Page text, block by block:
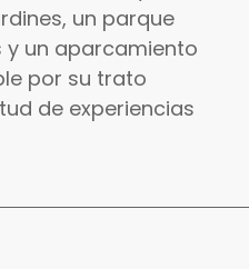
un parque
y un aparcamiento
por su trato
de experiencias